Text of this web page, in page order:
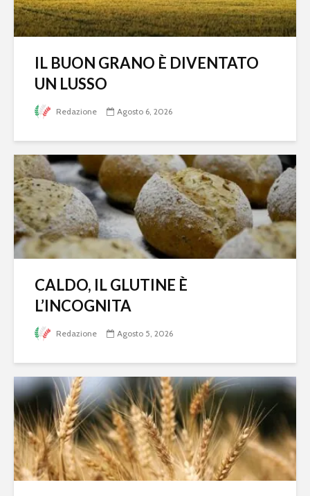
IL BUON GRANO È DIVENTATO
UN LUSSO
Redazione Agosto 6, 2026
CALDO, IL GLUTINE È
L’INCOGNITA
Redazione Agosto 5, 2026